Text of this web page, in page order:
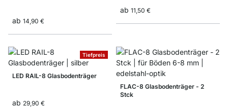
ab 14,90 €
ab 11,50 €
Tiefpreis
LED RAIL-8 Glasbodenträger
ab 29,90 €
FLAC-8 Glasbodenträger - 2
Stck